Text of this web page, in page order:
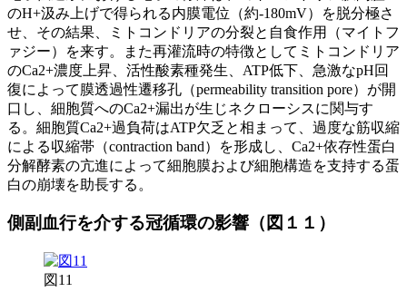
のH+汲み上げで得られる内膜電位（約-180mV）を脱分極さ
せ、その結果、ミトコンドリアの分裂と自食作用（マイトフ
ァジー）を来す。また再灌流時の特徴としてミトコンドリア
のCa2+濃度上昇、活性酸素種発生、ATP低下、急激なpH回
復によって膜透過性遷移孔（permeability transition pore）が開
口し、細胞質へのCa2+漏出が生じネクローシスに関与す
る。細胞質Ca2+過負荷はATP欠乏と相まって、過度な筋収縮
による収縮帯（contraction band）を形成し、Ca2+依存性蛋白
分解酵素の亢進によって細胞膜および細胞構造を支持する蛋
白の崩壊を助長する。
側副血行を介する冠循環の影響（図１１）
図11